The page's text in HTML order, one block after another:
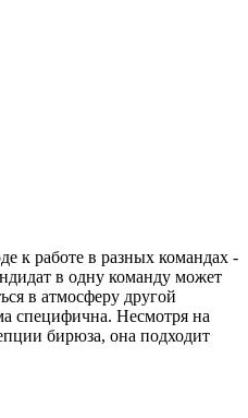
к работе в разных командах -
в одну команду может
в атмосферу другой
специфична. Несмотря на
бирюза, она подходит